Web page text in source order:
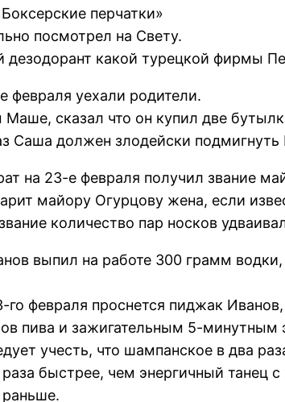
перчатки»
посмотрел на Свету.
какой турецкой фирмы
февраля уехали родители.
сказал что он купил две
Саша должен злодейски
на 23-е февраля получил звание
майору Огурцову жена, если
количество пар носков
выпил на работе 300 грамм
го февраля проснется пиджак
пива и зажигательным 5-
учесть, что шампанское в два
раза быстрее, чем энергичный
раньше.